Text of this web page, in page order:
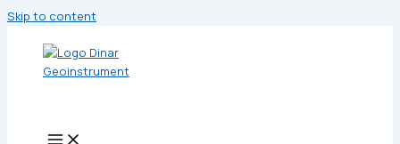
Skip to content